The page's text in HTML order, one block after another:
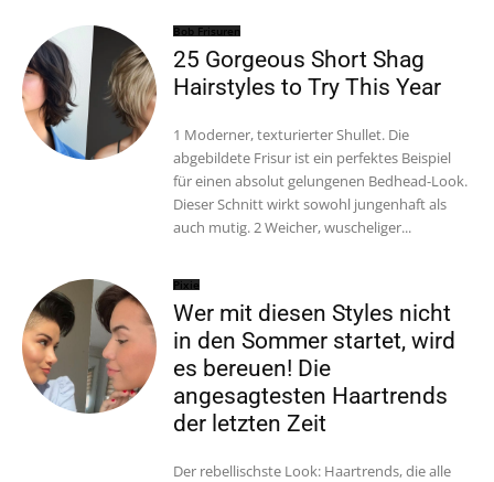
Bob Frisuren
25 Gorgeous Short Shag
Hairstyles to Try This Year
1 Moderner, texturierter Shullet. Die
abgebildete Frisur ist ein perfektes Beispiel
für einen absolut gelungenen Bedhead-Look.
Dieser Schnitt wirkt sowohl jungenhaft als
auch mutig. 2 Weicher, wuscheliger...
Pixie
Wer mit diesen Styles nicht
in den Sommer startet, wird
es bereuen! Die
angesagtesten Haartrends
der letzten Zeit
Der rebellischste Look: Haartrends, die alle